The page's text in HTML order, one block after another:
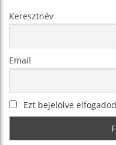
Keresztnév
Email
Ezt bejelölve